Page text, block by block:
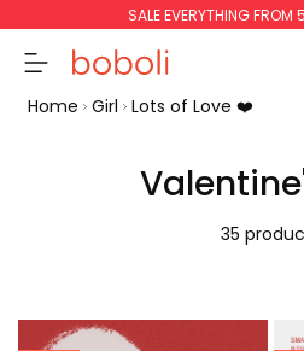
SALE EVERYTHING FROM
Continue
Home Girl Lots of Love ❤️
35